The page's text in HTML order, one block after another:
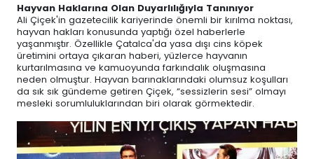
Hayvan Haklarına Olan Duyarlılığıyla Tanınıyor
Ali Çiçek'in gazetecilik kariyerinde önemli bir kırılma noktası,
hayvan hakları konusunda yaptığı özel haberlerle
yaşanmıştır. Özellikle Çatalca'da yasa dışı cins köpek
üretimini ortaya çıkaran haberi, yüzlerce hayvanın
kurtarılmasına ve kamuoyunda farkındalık oluşmasına
neden olmuştur. Hayvan barınaklarındaki olumsuz koşulları
da sık sık gündeme getiren Çiçek, “sessizlerin sesi” olmayı
mesleki sorumluluklarından biri olarak görmektedir.